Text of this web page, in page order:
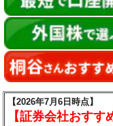
【2026年7月6日時点】
【証券会社おすす